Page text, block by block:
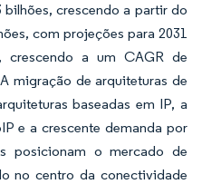
bilhões, crescendo a partir do
com projeções para 2031
crescendo a um CAGR de
migração de arquiteturas de
baseadas em IP, a
e a crescente demanda por
posicionam o mercado de
no centro da conectividade